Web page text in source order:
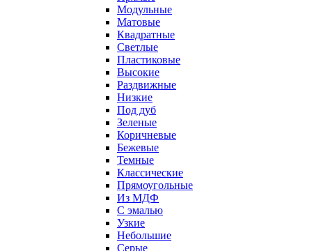
Модульные
Матовые
Квадратные
Светлые
Пластиковые
Высокие
Раздвижные
Низкие
Под дуб
Зеленые
Коричневые
Бежевые
Темные
Классические
Прямоугольные
Из МДФ
С эмалью
Узкие
Небольшие
Серые